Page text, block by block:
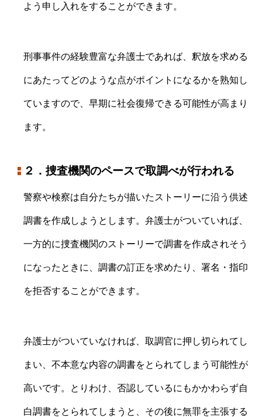
よう申し入れをすることができます。
刑事事件の経験豊富な弁護士であれば、釈放を求める
にあたってどのような点がポイントになるかを熟知し
ていますので、早期に社会復帰できる可能性が高まり
ます。
２．捜査機関のペースで取調べが行われる
警察や検察は自分たちが描いたストーリーに沿う供述
調書を作成しようとします。弁護士がついていれば、
一方的に捜査機関のストーリーで調書を作成されそう
になったときに、調書の訂正を求めたり、署名・指印
を拒否することができます。
弁護士がついていなければ、取調官に押し切られてし
まい、不本意な内容の調書をとられてしまう可能性が
高いです。とりわけ、否認しているにもかかわらず自
白調書をとられてしまうと、その後に無罪を主張する